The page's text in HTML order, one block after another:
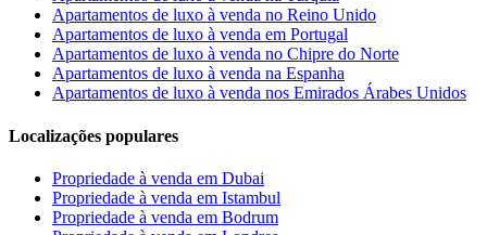
Apartamentos de luxo à venda no Reino Unido
Apartamentos de luxo à venda em Portugal
Apartamentos de luxo à venda no Chipre do Norte
Apartamentos de luxo à venda na Espanha
Apartamentos de luxo à venda nos Emirados Árabes Unidos
Localizações populares
Propriedade à venda em Dubai
Propriedade à venda em Istambul
Propriedade à venda em Bodrum